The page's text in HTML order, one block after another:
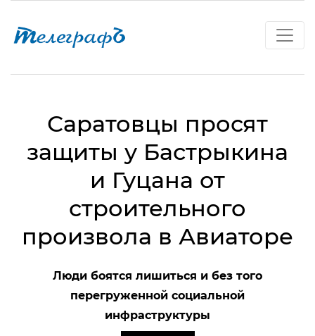
Саратовцы просят
защиты у Бастрыкина
и Гуцана от
строительного
произвола в Авиаторе
Люди боятся лишиться и без того
перегруженной социальной
инфраструктуры